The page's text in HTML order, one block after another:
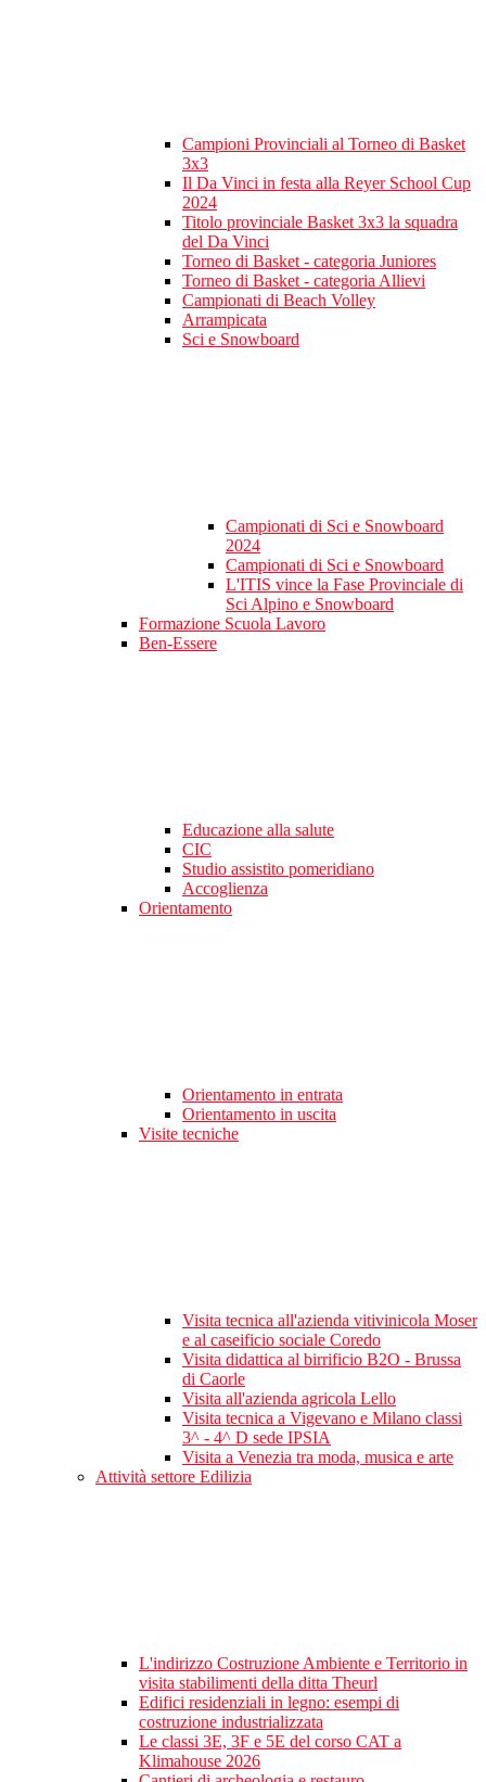
Campioni Provinciali al Torneo di Basket
3x3
Il Da Vinci in festa alla Reyer School Cup
2024
Titolo provinciale Basket 3x3 la squadra
del Da Vinci
Torneo di Basket - categoria Juniores
Torneo di Basket - categoria Allievi
Campionati di Beach Volley
Arrampicata
Sci e Snowboard
Campionati di Sci e Snowboard
2024
Campionati di Sci e Snowboard
L'ITIS vince la Fase Provinciale di
Sci Alpino e Snowboard
Formazione Scuola Lavoro
Ben-Essere
Educazione alla salute
CIC
Studio assistito pomeridiano
Accoglienza
Orientamento
Orientamento in entrata
Orientamento in uscita
Visite tecniche
Visita tecnica all'azienda vitivinicola Moser
e al caseificio sociale Coredo
Visita didattica al birrificio B2O - Brussa
di Caorle
Visita all'azienda agricola Lello
Visita tecnica a Vigevano e Milano classi
3^ - 4^ D sede IPSIA
Visita a Venezia tra moda, musica e arte
Attività settore Edilizia
L'indirizzo Costruzione Ambiente e Territorio in
visita stabilimenti della ditta Theurl
Edifici residenziali in legno: esempi di
costruzione industrializzata
Le classi 3E, 3F e 5E del corso CAT a
Klimahouse 2026